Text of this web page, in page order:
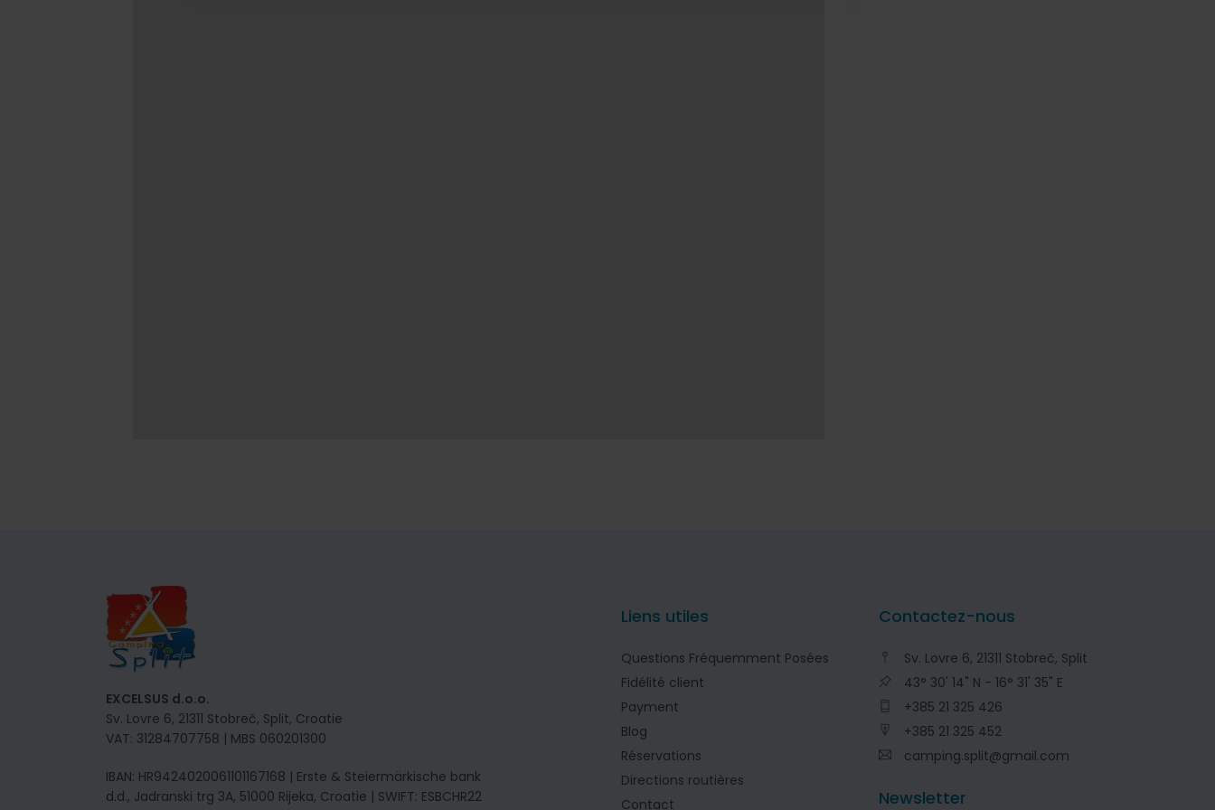
EXCELSUS d.o.o.
Sv. Lovre 6, 21311 Stobreč, Split, Croatie
VAT: 31284707758 | MBS 060201300
IBAN: HR9424020061101167168 | Erste & Steiermärkische bank
d.d., Jadranski trg 3A, 51000 Rijeka, Croatie | SWIFT: ESBCHR22
Liens utiles
Questions Fréquemment Posées
Fidélité client
Payment
Blog
Réservations
Directions routières
Contact
Contactez-nous
Sv. Lovre 6, 21311 Stobreč, Split
43° 30' 14" N - 16° 31' 35" E
+385 21 325 426
+385 21 325 452
camping.split@gmail.com
Newsletter